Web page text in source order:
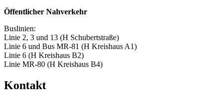
Öffentlicher Nahverkehr
Buslinien:
Linie 2, 3 und 13 (H Schubertstraße)
Linie 6 und Bus MR-81 (H Kreishaus A1)
Linie 6 (H Kreishaus B2)
Linie MR-80 (H Kreishaus B4)
Kontakt